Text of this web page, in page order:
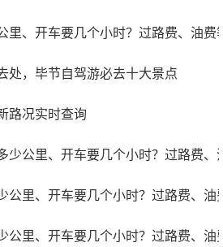
里、开车要几个小时？过路费、油费
处，毕节自驾游必去十大景点
路况实时查询
少公里、开车要几个小时？过路费、
公里、开车要几个小时？过路费、油
公里、开车要几个小时？过路费、油